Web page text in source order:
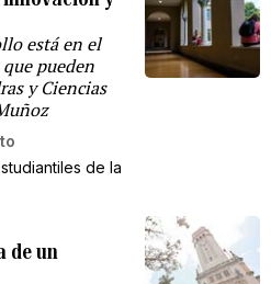
está en el
pueden
y Ciencias
de la
de un